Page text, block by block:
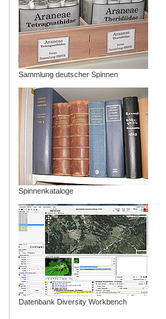
Sammlung deutscher Spinnen
Spinnenkataloge
Datenbank Diversity Workbench